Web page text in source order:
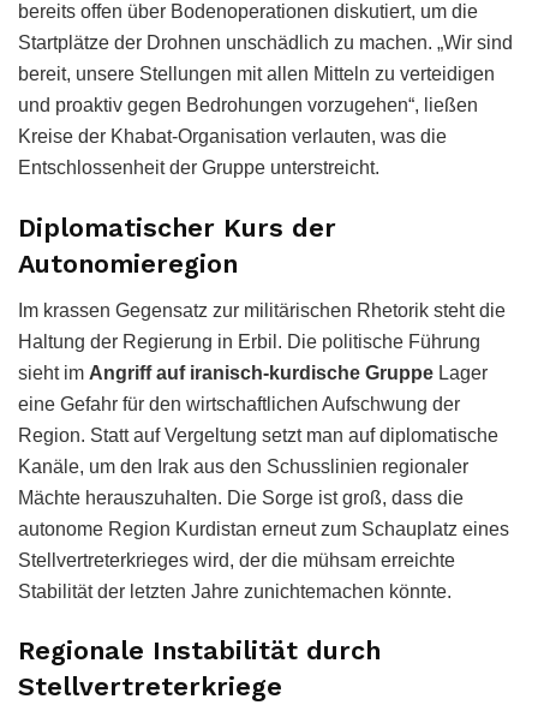
bereits offen über Bodenoperationen diskutiert, um die
Startplätze der Drohnen unschädlich zu machen. „Wir sind
bereit, unsere Stellungen mit allen Mitteln zu verteidigen
und proaktiv gegen Bedrohungen vorzugehen“, ließen
Kreise der Khabat-Organisation verlauten, was die
Entschlossenheit der Gruppe unterstreicht.
Diplomatischer Kurs der
Autonomieregion
Im krassen Gegensatz zur militärischen Rhetorik steht die
Haltung der Regierung in Erbil. Die politische Führung
sieht im Angriff auf iranisch-kurdische Gruppe Lager
eine Gefahr für den wirtschaftlichen Aufschwung der
Region. Statt auf Vergeltung setzt man auf diplomatische
Kanäle, um den Irak aus den Schusslinien regionaler
Mächte herauszuhalten. Die Sorge ist groß, dass die
autonome Region Kurdistan erneut zum Schauplatz eines
Stellvertreterkrieges wird, der die mühsam erreichte
Stabilität der letzten Jahre zunichtemachen könnte.
Regionale Instabilität durch
Stellvertreterkriege